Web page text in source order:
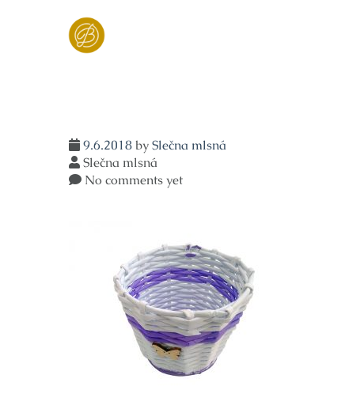
9.6.2018bySlečna mlsná
Slečna mlsná
No comments yet